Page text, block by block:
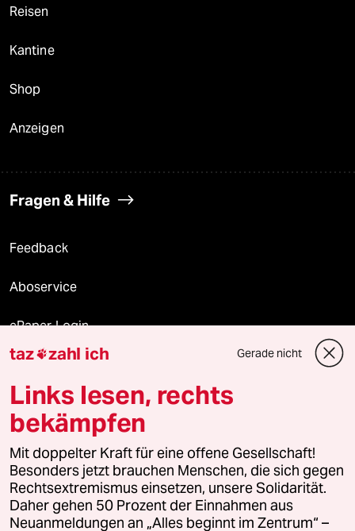
Reisen
Kantine
Shop
Anzeigen
Fragen & Hilfe
Feedback
Aboservice
ePaper Login
Downloads für Abonnierende
© 2026 taz Verlags und Vertriebs GmbH
Alle Rechte vorbehalten. Bei rechtlichen Fragen oder für Genehmigungen
wenden Sie sich bitte an
lizenzen@taz.de
Feedback Redaktionsstatut Kommune-Richtlinien
taz zahl ich Gerade nicht
Links lesen, rechts
bekämpfen
Mit doppelter Kraft für eine offene Gesellschaft!
Besonders jetzt brauchen Menschen, die sich gegen
Rechtsextremismus einsetzen, unsere Solidarität.
Daher gehen 50 Prozent der Einnahmen aus
Neuanmeldungen an „Alles beginnt im Zentrum“ –